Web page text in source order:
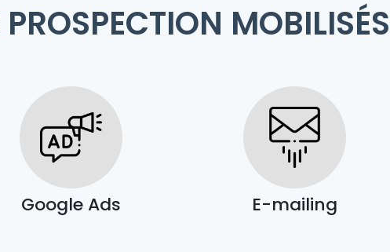
Google Ads E-mailing